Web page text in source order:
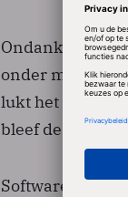
Ondanks een
onder meer
lukt het
bleef de
Software AG is